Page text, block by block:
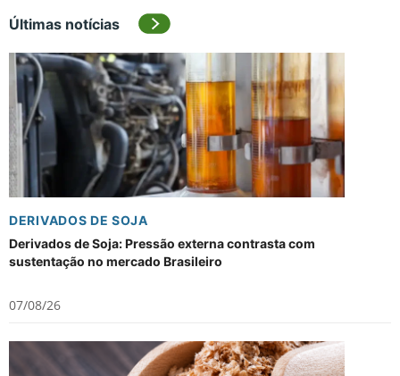
Últimas notícias
DERIVADOS DE SOJA
Derivados de Soja: Pressão externa contrasta com
sustentação no mercado Brasileiro
07/08/26